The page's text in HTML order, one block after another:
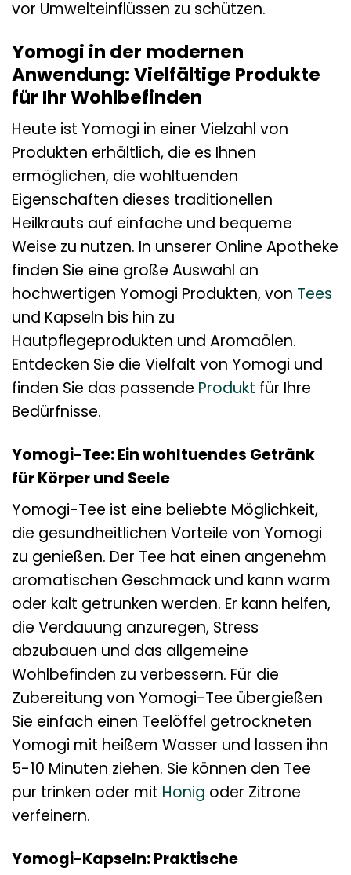
vor Umwelteinflüssen zu schützen.
Yomogi in der modernen
Anwendung: Vielfältige Produkte
für Ihr Wohlbefinden
Heute ist Yomogi in einer Vielzahl von
Produkten erhältlich, die es Ihnen
ermöglichen, die wohltuenden
Eigenschaften dieses traditionellen
Heilkrauts auf einfache und bequeme
Weise zu nutzen. In unserer Online Apotheke
finden Sie eine große Auswahl an
hochwertigen Yomogi Produkten, von Tees
und Kapseln bis hin zu
Hautpflegeprodukten und Aromaölen.
Entdecken Sie die Vielfalt von Yomogi und
finden Sie das passende Produkt für Ihre
Bedürfnisse.
Yomogi-Tee: Ein wohltuendes Getränk
für Körper und Seele
Yomogi-Tee ist eine beliebte Möglichkeit,
die gesundheitlichen Vorteile von Yomogi
zu genießen. Der Tee hat einen angenehm
aromatischen Geschmack und kann warm
oder kalt getrunken werden. Er kann helfen,
die Verdauung anzuregen, Stress
abzubauen und das allgemeine
Wohlbefinden zu verbessern. Für die
Zubereitung von Yomogi-Tee übergießen
Sie einfach einen Teelöffel getrockneten
Yomogi mit heißem Wasser und lassen ihn
5-10 Minuten ziehen. Sie können den Tee
pur trinken oder mit Honig oder Zitrone
verfeinern.
Yomogi-Kapseln: Praktische